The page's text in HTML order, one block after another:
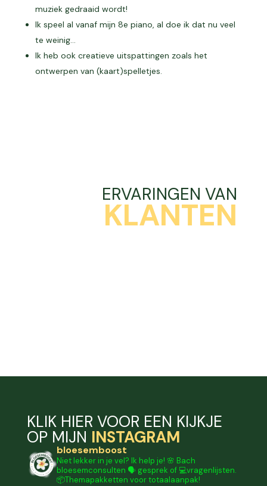
muziek gedraaid wordt!
Ik speel al vanaf mijn 8e piano, al doe ik dat nu veel
te weinig…
Ik heb ook creatieve uitspattingen zoals het
ontwerpen van (kaart)spelletjes.
ERVARINGEN VAN
KLANTEN
KLIK HIER VOOR EEN KIJKJE
OP MIJN INSTAGRAM
bloesemboost
Niet lekker in je vel? Ik help je! 🌸 Bach
bloesemconsulten 🗣️ gesprek of 💻vragenlijsten.
📦Themapakketten voor totaalaanpak!